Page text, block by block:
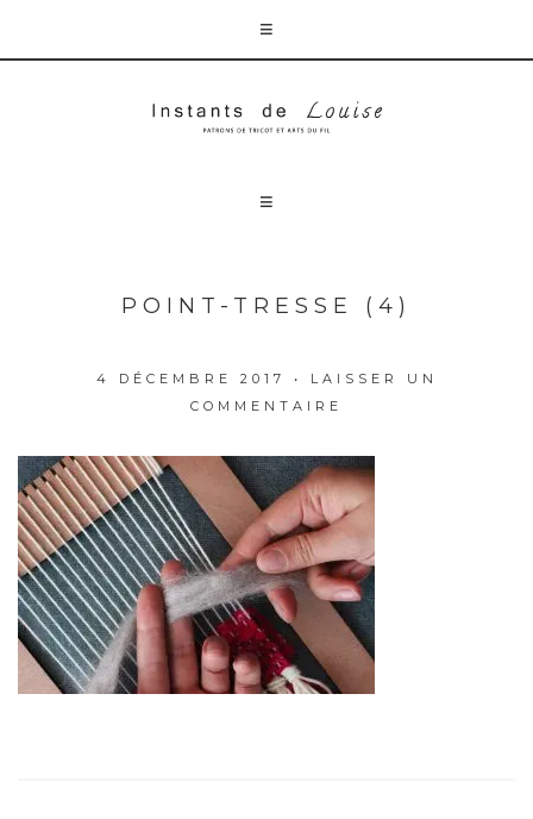
POINT-TRESSE (4)
4 DÉCEMBRE 2017 •
LAISSER UN
COMMENTAIRE